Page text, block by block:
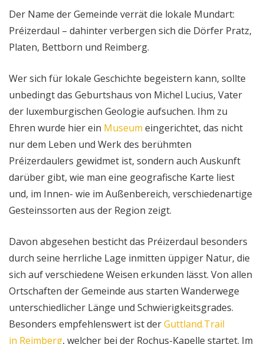
Der Name der Gemeinde verrät die lokale Mundart:
Préizerdaul – dahinter verbergen sich die Dörfer Pratz,
Platen, Bettborn und Reimberg.
Wer sich für lokale Geschichte begeistern kann, sollte
unbedingt das Geburtshaus von Michel Lucius, Vater
der luxemburgischen Geologie aufsuchen. Ihm zu
Ehren wurde hier ein Museum eingerichtet, das nicht
nur dem Leben und Werk des berühmten
Préizerdaulers gewidmet ist, sondern auch Auskunft
darüber gibt, wie man eine geografische Karte liest
und, im Innen- wie im Außenbereich, verschiedenartige
Gesteinssorten aus der Region zeigt.
Davon abgesehen besticht das Préizerdaul besonders
durch seine herrliche Lage inmitten üppiger Natur, die
sich auf verschiedene Weisen erkunden lässt. Von allen
Ortschaften der Gemeinde aus starten Wanderwege
unterschiedlicher Länge und Schwierigkeitsgrades.
Besonders empfehlenswert ist derGuttland.Trail
in Reimberg, welcher bei der Rochus-Kapelle startet. Im